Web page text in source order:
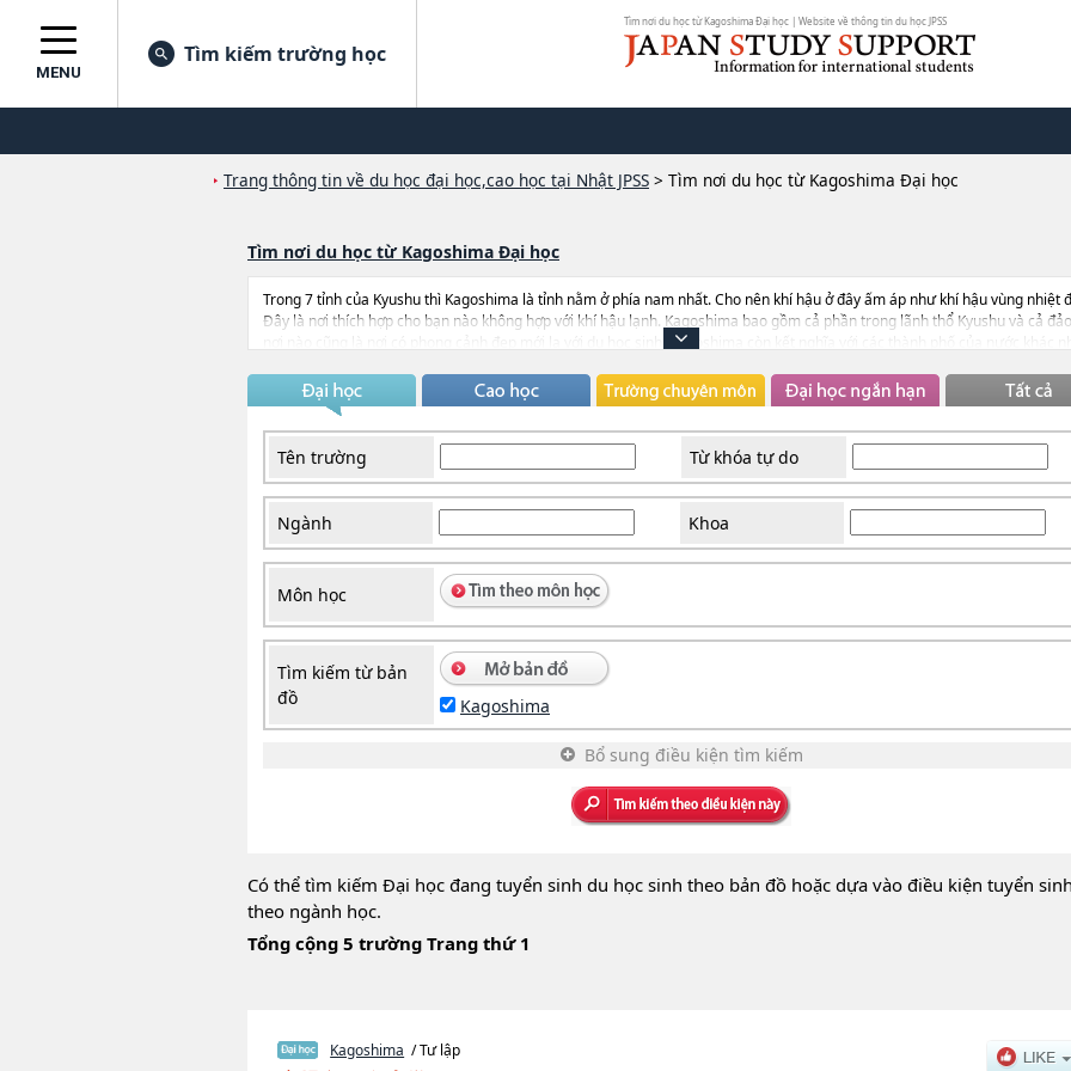
Tìm nơi du học từ Kagoshima Đại học | Website về thông tin du học JPSS
MENU
Tìm kiếm trường học
Trang thông tin về du học đại học,cao học tại Nhật JPSS > Tìm nơi du học từ Kagoshima Đại học
Tìm nơi du học từ Kagoshima Đại học
Trong 7 tỉnh của Kyushu thì Kagoshima là tỉnh nằm ở phía nam nhất. Cho nên khí hậu ở đây ấm áp như khí hậu vùng nhiệt
Đây là nơi thích hợp cho bạn nào không hợp với khí hậu lạnh. Kagoshima bao gồm cả phần trong lãnh thổ Kyushu và cả
nơi nào cũng là nơi có phong cảnh đẹp mới lạ với du học sinh. Kagoshima còn kết nghĩa với các thành phố của nước khác
nhận nhiều du học sinh của các nước châu Á, và các nước khác nữa. Phương tiện giao thông cũng tương đối thuận lợi nên
Kagoshima cũng là một nơi thích hợp trong việc chọn địa điểm du học.
Tên trường Từ khóa tự do
Ngành Khoa
Môn học
Tìm kiếm từ bản
đồ
Kagoshima
Bổ sung điều kiện tìm kiếm
Có thể tìm kiếm Đại học đang tuyển sinh du học sinh theo bản đồ hoặc dựa vào điều kiện tuyển
theo ngành học.
Tổng cộng 5 trường Trang thứ 1
Kagoshima / Tư lập